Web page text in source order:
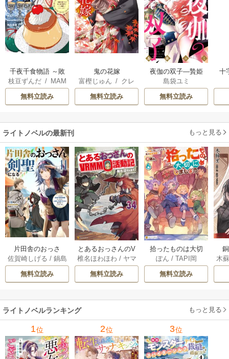
千夜千食物語 ～敗
国の姫ですが氷の
皇子殿下がどうも
溺愛してくれてい
枝豆ずんだ/ MAM
AKOTO
/ 鴉羽凛燈
無料立読み
鬼の花嫁
富樫じゅん / クレ
ハ
無料立読み
夜伽の双子―贄姫
は二人の王子に愛
される―
島袋ユミ
無料立読み
十
ライトノベルの最新刊 もっと見る
片田舎のおっさ
ん、剣聖になる
～ただの田舎の剣
術師範だったの
たちが俺を放って
くれない件～ 11巻
佐賀崎しげる / 鍋島
テツヒロ
無料立読み
とあるおっさんのV
RMMO活動記 34巻
椎名ほわほわ / ヤマ
ーダ
無料立読み
拾ったものは大切
にしましょう ～子
狼に気に入られた
男の転移物語～ 6巻
ぽん / TAPI岡
無料立読み
木
ライトノベルランキング もっと見る
1位 2位 3位